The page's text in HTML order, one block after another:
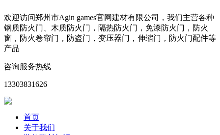
欢迎访问郑州市Agin games官网建材有限公司，我们主营各种
钢质防火门、木质防火门，隔热防火门，免漆防火门，防火
窗，防火卷帘门，防盗门，变压器门，伸缩门，防火门配件等
产品
咨询服务热线
13303831626
首页
关于我们